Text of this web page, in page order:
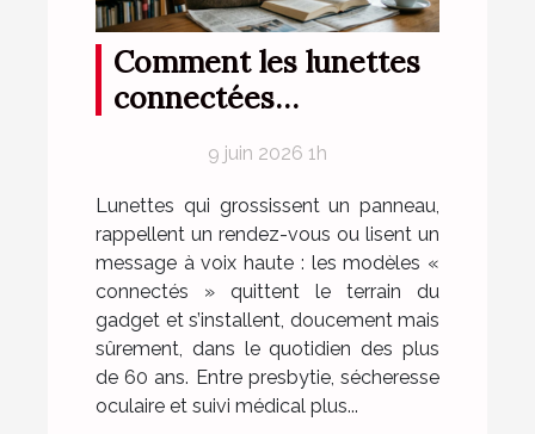
Comment les lunettes
connectées
optique des seniors
9 juin 2026 1h
Lunettes qui grossissent un panneau,
rappellent un rendez-vous ou lisent un
message à voix haute : les modèles «
connectés » quittent le terrain du
gadget et s’installent, doucement mais
sûrement, dans le quotidien des plus
de 60 ans. Entre presbytie, sécheresse
oculaire et suivi médical plus...